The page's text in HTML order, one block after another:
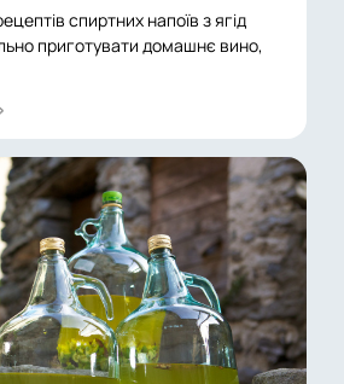
спиртних напоїв з ягід
приготувати домашнє вино,